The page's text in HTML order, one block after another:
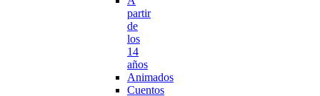
partir
de
los
14
años
Animados
Cuentos